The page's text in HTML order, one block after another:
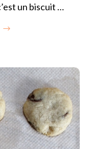
un biscuit …